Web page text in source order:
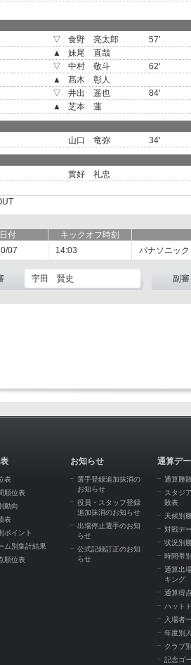
▽
食野 亮太郎
57'
▲
妹尾 直哉
▽
中村 敬斗
62'
▲
髙木 彰人
▽
井出 遥也
84'
▲
芝本 蓮
山口 竜弥
34'
實好 礼忠
日付 キックオフ時刻
07
14:03 パナソニッ
宇田 賢史 副審
表
順位表
動向
表
ポイント
ム別集計結果
順位表
お知らせ
選手登録追加抹消の
お知らせ
役員・スタッフ登録
追加抹消のお知らせ
出場停止選手のお知
らせ
公式記録訂正のお知
らせ
通算デ
通算勝
スタジ
敗表
天候別
対戦デ
状況別
時間帯
通算出
キング
通算得
ハット
入場者
年度別
クラブ
記念ゴ